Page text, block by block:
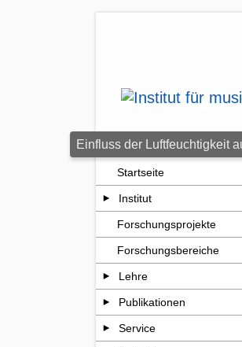
Einfluss der Luftfeuchtigkeit
Startseite
Institut
Forschungsprojekte
Forschungsbereiche
Lehre
Publikationen
Service